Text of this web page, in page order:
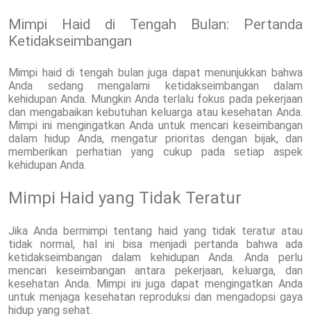
Mimpi Haid di Tengah Bulan: Pertanda
Ketidakseimbangan
Mimpi haid di tengah bulan juga dapat menunjukkan bahwa
Anda sedang mengalami ketidakseimbangan dalam
kehidupan Anda. Mungkin Anda terlalu fokus pada pekerjaan
dan mengabaikan kebutuhan keluarga atau kesehatan Anda.
Mimpi ini mengingatkan Anda untuk mencari keseimbangan
dalam hidup Anda, mengatur prioritas dengan bijak, dan
memberikan perhatian yang cukup pada setiap aspek
kehidupan Anda.
Mimpi Haid yang Tidak Teratur
Jika Anda bermimpi tentang haid yang tidak teratur atau
tidak normal, hal ini bisa menjadi pertanda bahwa ada
ketidakseimbangan dalam kehidupan Anda. Anda perlu
mencari keseimbangan antara pekerjaan, keluarga, dan
kesehatan Anda. Mimpi ini juga dapat mengingatkan Anda
untuk menjaga kesehatan reproduksi dan mengadopsi gaya
hidup yang sehat.